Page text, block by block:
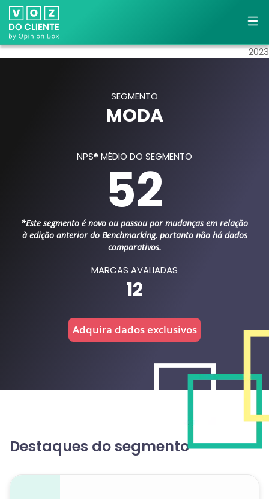
2023
SEGMENTO
MODA
NPS® MÉDIO DO SEGMENTO
52
*Este segmento é novo ou passou por mudanças em relação
à edição anterior do Benchmarking, portanto não há dados
comparativos.
MARCAS AVALIADAS
12
Adquira dados exclusivos
Destaques do segmento